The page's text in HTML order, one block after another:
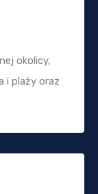
okolicy,
i plaży oraz